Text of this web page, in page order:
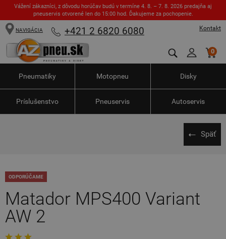
Vážení zákazníci, z dôvodu horúčav budú v termíne 4. 8. – 7. 8. 2026 predajňa aj
pneuservis otvorené len do 15:00 hod. Ďakujeme za pochopenie.
Kontakt
NAVIGÁCIA +421 2 6820 6080
0
Pneumatiky Motopneu Disky
Príslušenstvo Pneuservis Autoservis
Späť
ODPORÚČAME
Matador MPS400 Variant
AW 2